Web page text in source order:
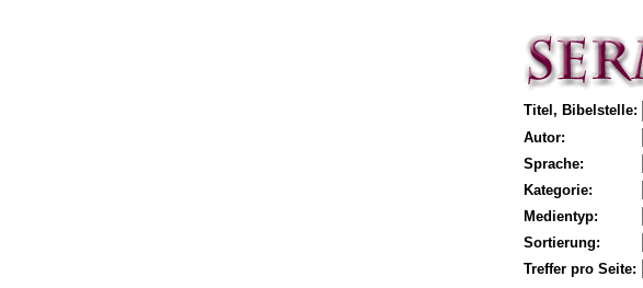
Titel, Bibelstelle:
Autor:
Sprache:
Kategorie:
Medientyp:
Sortierung:
Treffer pro Seite: